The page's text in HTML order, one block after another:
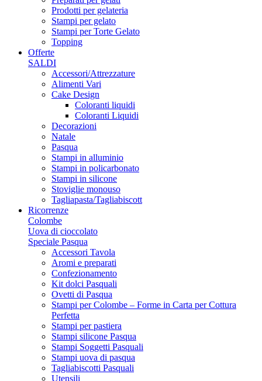
Prodotti per gelateria
Stampi per gelato
Stampi per Torte Gelato
Topping
Offerte
SALDI
Accessori/Attrezzature
Alimenti Vari
Cake Design
Coloranti liquidi
Coloranti Liquidi
Decorazioni
Natale
Pasqua
Stampi in alluminio
Stampi in policarbonato
Stampi in silicone
Stoviglie monouso
Tagliapasta/Tagliabiscott
Ricorrenze
Colombe
Uova di cioccolato
Speciale Pasqua
Accessori Tavola
Aromi e preparati
Confezionamento
Kit dolci Pasquali
Ovetti di Pasqua
Stampi per Colombe – Forme in Carta per Cottura
Perfetta
Stampi per pastiera
Stampi silicone Pasqua
Stampi Soggetti Pasquali
Stampi uova di pasqua
Tagliabiscotti Pasquali
Utensili